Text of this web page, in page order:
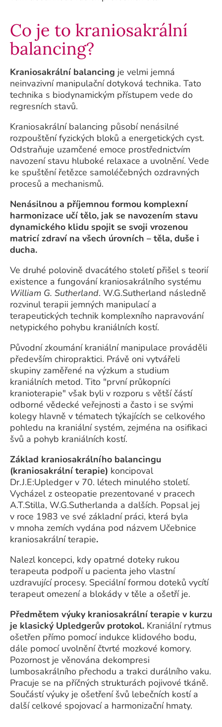
Co je to kraniosakrální
balancing?
Kraniosakrální balancing je velmi jemná
neinvazivní manipulační dotyková technika. Tato
technika s biodynamickým přístupem vede do
regresních stavů.
Kraniosakrální balancing působí nenásilné
rozpouštění fyzických bloků a energetických cyst.
Odstraňuje uzamčené emoce prostřednictvím
navození stavu hluboké relaxace a uvolnění. Vede
ke spuštění řetězce samoléčebných ozdravných
procesů a mechanismů.
Nenásilnou a příjemnou formou komplexní
harmonizace učí tělo, jak se navozením stavu
dynamického klidu spojit se svoji vrozenou
matricí zdraví na všech úrovních – těla, duše i
ducha.
Ve druhé polovině dvacátého století přišel s teorií
existence a fungování kraniosakrálního systému
William G. Sutherland. W.G.Sutherland následně
rozvinul terapii jemných manipulací a
terapeutických technik komplexního napravování
netypického pohybu kraniálních kostí.
Původní zkoumání kraniální manipulace prováděli
především chiropraktici. Právě oni vytvářeli
skupiny zaměřené na výzkum a studium
kraniálních metod. Tito "první průkopníci
kranioterapie" však byli v rozporu s větší částí
odborné vědecké veřejnosti a často i se svými
kolegy hlavně v tématech týkajících se celkového
pohledu na kraniální systém, zejména na osifikaci
švů a pohyb kraniálních kostí.
Základ kraniosakrálního balancingu
(kraniosakrální terapie) koncipoval
Dr.J.E:Upledger v 70. létech minulého století.
Vycházel z osteopatie prezentované v pracech
A.T.Stilla, W.G.Sutherlanda a dalších. Popsal jej
v roce 1983 ve své základní práci, která byla
v mnoha zemích vydána pod názvem Učebnice
kraniosakrální terapie.
Nalezl koncepci, kdy opatrné doteky rukou
terapeuta podpoří u pacienta jeho vlastní
uzdravující procesy. Speciální formou doteků vycítí
terapeut omezení a blokády v těle a ošetří je.
Předmětem výuky kraniosakrální terapie v kurzu
je klasický Upledgerův protokol. Kraniální rytmus
ošetřen přímo pomocí indukce klidového bodu,
dále pomocí uvolnění čtvrté mozkové komory.
Pozornost je věnována dekompresi
lumbosakrálního přechodu a trakci durálního vaku.
Pracuje se na příčných strukturách pojivové tkáně.
Součástí výuky je ošetření švů lebečních kostí a
další celkové spojovací a harmonizační hmaty.